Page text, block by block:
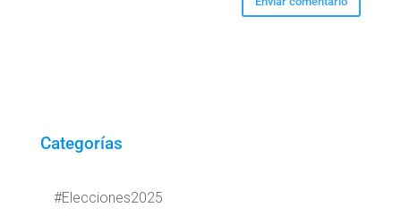
Categorías
#Elecciones2025